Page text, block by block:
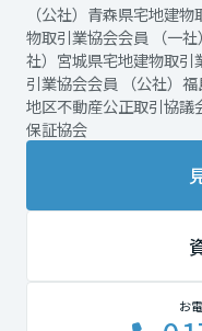
（公社）青森県宅地建
物取引業協会会員 （一
社）宮城県宅地建物取引
引業協会会員 （公社）
地区不動産公正取引協
保証協会
お